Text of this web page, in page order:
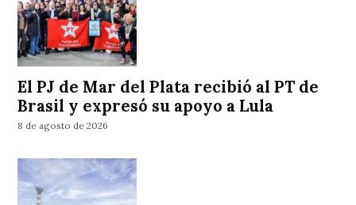
El PJ de Mar del Plata recibió al PT de
Brasil y expresó su apoyo a Lula
8 de agosto de 2026